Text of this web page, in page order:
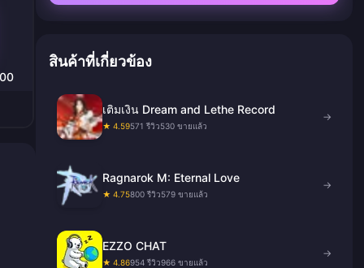
สินค้าที่เกี่ยวข้อง
เติมเงิน Dream and Lethe Record
★ 4.59571 รีวิว530 ขายแล้ว
→
Ragnarok M: Eternal Love
★ 4.75800 รีวิว579 ขายแล้ว
→
EZZO CHAT
★ 4.86954 รีวิว966 ขายแล้ว
→